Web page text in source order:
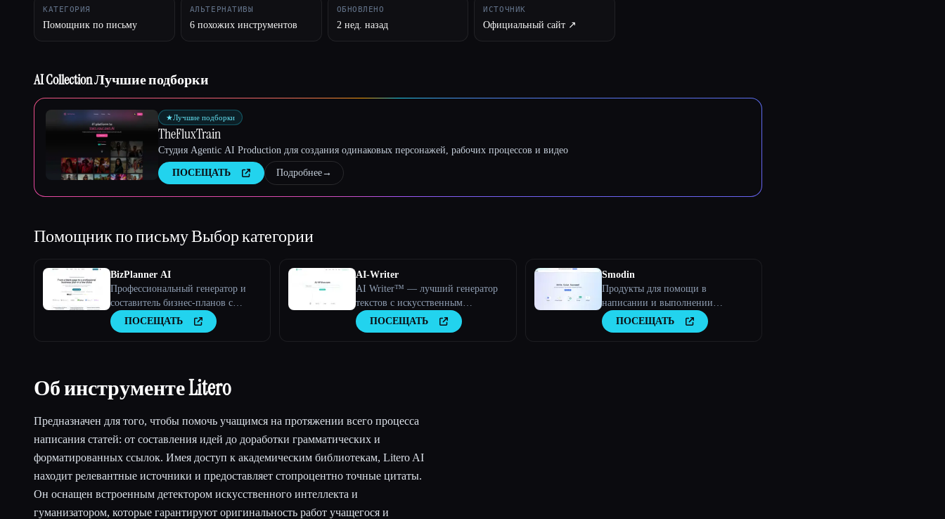
КАТЕГОРИЯ
Помощник по письму
АЛЬТЕРНАТИВЫ
6 похожих инструментов
ОБНОВЛЕНО
2 нед. назад
ИСТОЧНИК
Официальный сайт ↗︎
AI Collection Лучшие подборки
★Лучшие подборки
TheFluxTrain
Студия Agentic AI Production для создания одинаковых персонажей, рабочих процессов и видео
ПОСЕЩАТЬ Подробнее→
Помощник по письмуВыбор категории
BizPlanner AI
Профессиональный генератор и
составитель бизнес-планов с
искусственным интеллектом
ПОСЕЩАТЬ
AI-Writer
AI Writer™ — лучший генератор
текстов с искусственным
интеллектом, обещанный.
ПОСЕЩАТЬ
Smodin
Продукты для помощи в
написании и выполнении
домашних заданий
ПОСЕЩАТЬ
Об инструменте Litero
Предназначен для того, чтобы помочь учащимся на протяжении всего процесса
написания статей: от составления идей до доработки грамматических и
форматированных ссылок. Имея доступ к академическим библиотекам, Litero AI
находит релевантные источники и предоставляет стопроцентно точные цитаты.
Он оснащен встроенным детектором искусственного интеллекта и
гуманизатором, которые гарантируют оригинальность работ учащегося и